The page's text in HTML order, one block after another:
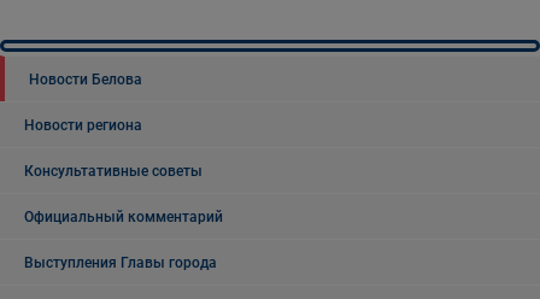
Новости Белова
Новости региона
Консультативные советы
Официальный комментарий
Выступления Главы города